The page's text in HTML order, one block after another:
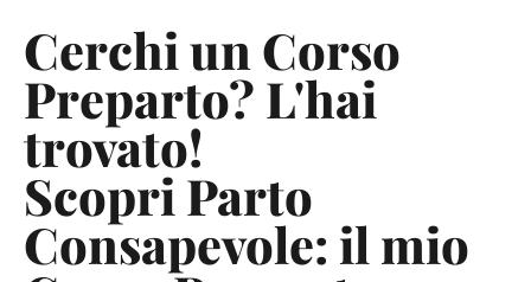
Cerchi un Corso
Preparto? L'hai
trovato!
Scopri Parto
Consapevole: il mio